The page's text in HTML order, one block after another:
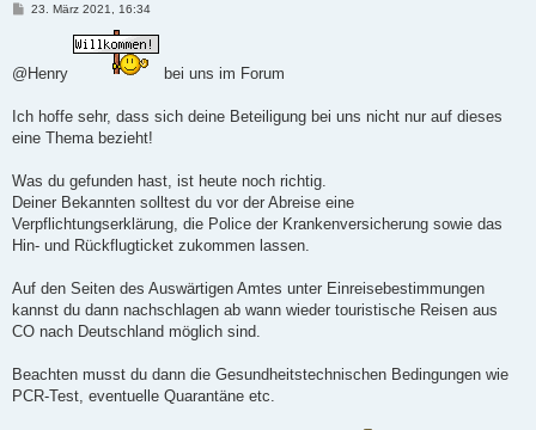
B
r
a
23. März 2021, 16:34
@Henry bei uns im Forum
Ich hoffe sehr, dass sich deine Beteiligung bei uns nicht nur auf dieses
eine Thema bezieht!
Was du gefunden hast, ist heute noch richtig.
Deiner Bekannten solltest du vor der Abreise eine
Verpflichtungserklärung, die Police der Krankenversicherung sowie das
Hin- und Rückflugticket zukommen lassen.
Auf den Seiten des Auswärtigen Amtes unter Einreisebestimmungen
kannst du dann nachschlagen ab wann wieder touristische Reisen aus
CO nach Deutschland möglich sind.
Beachten musst du dann die Gesundheitstechnischen Bedingungen wie
PCR-Test, eventuelle Quarantäne etc.